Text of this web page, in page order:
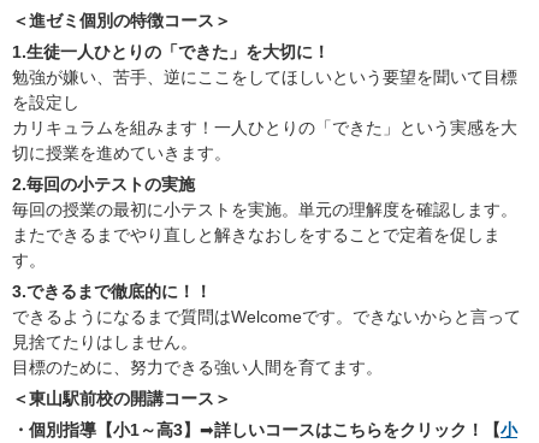
＜進ゼミ個別の特徴コース＞
1.生徒一人ひとりの「できた」を大切に！
勉強が嫌い、苦手、逆にここをしてほしいという要望を聞いて目標
を設定し
カリキュラムを組みます！一人ひとりの「できた」という実感を大
切に授業を進めていきます。
2.毎回の小テストの実施
毎回の授業の最初に小テストを実施。単元の理解度を確認します。
またできるまでやり直しと解きなおしをすることで定着を促しま
す。
3.できるまで徹底的に！！
できるようになるまで質問はWelcomeです。できないからと言って
見捨てたりはしません。
目標のために、努力できる強い人間を育てます。
＜東山駅前校の開講コース＞
・個別指導【小1～高3】 ➡詳しいコースはこちらをクリック！【小